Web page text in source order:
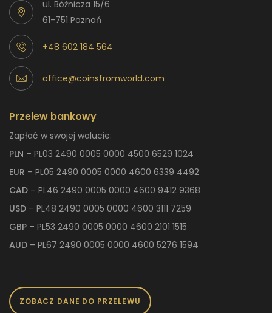
ul. Bóżnicza 15/6
61-751 Poznań
+48 602 184 564
office@coinsfromworld.com
Przelew bankowy
Zapłać w swojej walucie:
PLN – PL03 2490 0005 0000 4500 6529 1024
EUR – PL05 2490 0005 0000 4600 6339 4492
CAD – PL46 2490 0005 0000 4600 9412 9368
USD – PL48 2490 0005 0000 4600 3111 7259
GBP – PL53 2490 0005 0000 4600 2101 1515
AUD – PL67 2490 0005 0000 4600 5276 1594
ZOBACZ DANE DO PRZELEWU